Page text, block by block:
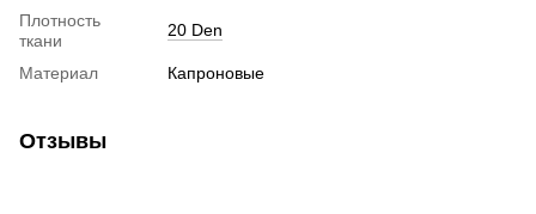
Плотность
ткани
20 Den
Материал Капроновые
Отзывы